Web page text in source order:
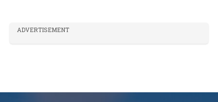
ADVERTISEMENT